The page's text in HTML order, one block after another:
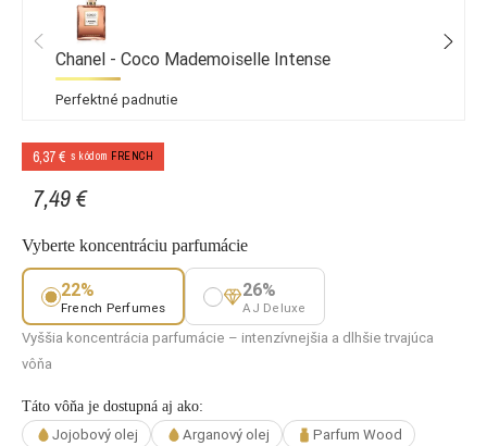
Chanel - Coco Mademoiselle Intense
Perfektné padnutie
6,37 € s kódom FRENCH
7,49 €
Vyberte koncentráciu parfumácie
22%
French Perfumes
26%
AJ Deluxe
Vyššia koncentrácia parfumácie – intenzívnejšia a dlhšie trvajúca
vôňa
Táto vôňa je dostupná aj ako:
Jojobový olej Arganový olej
Parfum Wood